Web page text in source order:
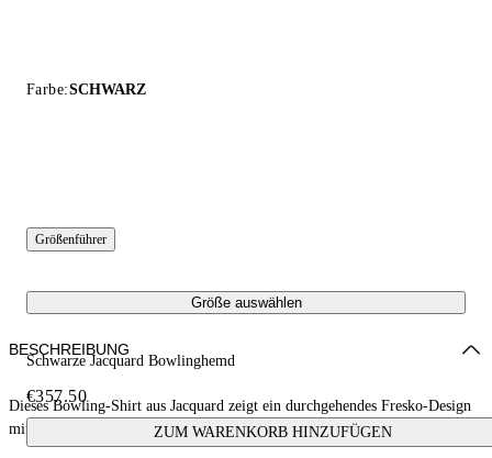
Farbe:SCHWARZ
Größenführer
Größe auswählen
Schwarze Jacquard Bowlinghemd
€357.50
ZUM WARENKORB HINZUFÜGEN
BESCHREIBUNG
Dieses Bowling-Shirt aus Jacquard zeigt ein durchgehendes Fresko-Design
mit Engeln und Autos. Made in Italy.